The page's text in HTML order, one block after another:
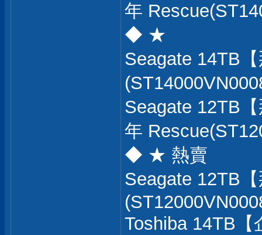
年
◆ ★
Seagate 14TB
Seagate 12TB
年
◆ ★ 熱賣
Seagate 12TB
Toshiba 14TB【